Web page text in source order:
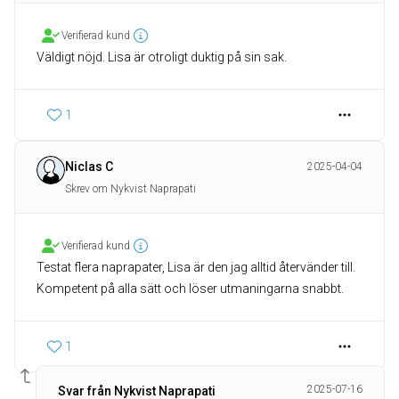
Verifierad kund
Väldigt nöjd. Lisa är otroligt duktig på sin sak.
1
Niclas C
2025-04-04
Skrev om Nykvist Naprapati
Verifierad kund
Testat flera naprapater, Lisa är den jag alltid återvänder till.
Kompetent på alla sätt och löser utmaningarna snabbt.
1
Svar från Nykvist Naprapati 2025-07-16